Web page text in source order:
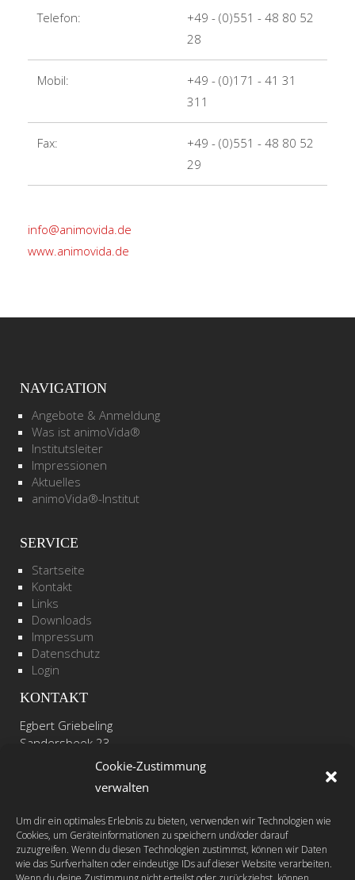
Cookie-Zustimmung
verwalten
Um dir ein optimales Erlebnis zu bieten, verwenden wir Technologien wie
Cookies, um Geräteinformationen zu speichern und/oder darauf
zuzugreifen. Wenn du diesen Technologien zustimmst, können wir Daten
wie das Surfverhalten oder eindeutige IDs auf dieser Website verarbeiten.
Telefon:
+49 - (0)551 - 48 80 52
28
Mobil:
+49 - (0)171 - 41 31
311
Fax:
+49 - (0)551 - 48 80 52
29
info@animovida.de
www.animovida.de
NAVIGATION
Angebote & Anmeldung
Was ist animoVida®
Institutsleiter
Impressionen
Aktuelles
animoVida®-Institut
SERVICE
Startseite
Kontakt
Links
Downloads
Impressum
Datenschutz
Login
KONTAKT
Egbert Griebeling
Sandersbeek 23
37085 Göttingen
Telefon: +49 - (0)551 - 48 80 52 28
Mobil: +49 - (0)171 - 41 31 311
Fax: +49 - (0)551 - 48 80 52 29
info@animovida.de